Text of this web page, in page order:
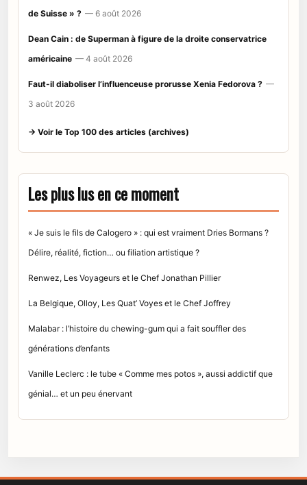
de Suisse » ? — 6 août 2026
Dean Cain : de Superman à figure de la droite conservatrice
américaine — 4 août 2026
Faut-il diaboliser l’influenceuse prorusse Xenia Fedorova ? —
3 août 2026
→ Voir le Top 100 des articles (archives)
Les plus lus en ce moment
« Je suis le fils de Calogero » : qui est vraiment Dries Bormans ?
Délire, réalité, fiction… ou filiation artistique ?
Renwez, Les Voyageurs et le Chef Jonathan Pillier
La Belgique, Olloy, Les Quat’ Voyes et le Chef Joffrey
Malabar : l’histoire du chewing-gum qui a fait souffler des
générations d’enfants
Vanille Leclerc : le tube « Comme mes potos », aussi addictif que
génial… et un peu énervant